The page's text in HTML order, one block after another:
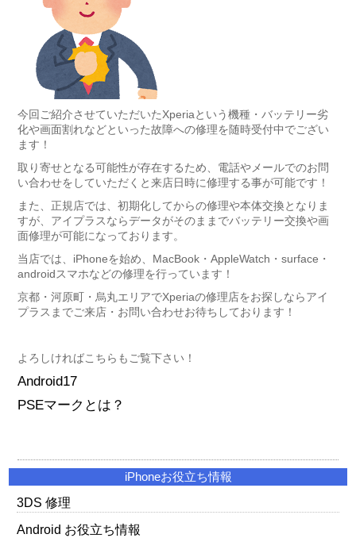
今回ご紹介させていただいたXperiaという機種・バッテリー劣
化や画面割れなどといった故障への修理を随時受付中でござい
ます！
取り寄せとなる可能性が存在するため、電話やメールでのお問
い合わせをしていただくと来店日時に修理する事が可能です！
また、正規店では、初期化してからの修理や本体交換となりま
すが、アイプラスならデータがそのままでバッテリー交換や画
面修理が可能になっております。
当店では、iPhoneを始め、MacBook・AppleWatch・surface・
androidスマホなどの修理を行っています！
京都・河原町・烏丸エリアでXperiaの修理店をお探しならアイ
プラスまでご来店・お問い合わせお待ちしております！
よろしければこちらもご覧下さい！
Android17
PSEマークとは？
iPhoneお役立ち情報
3DS 修理
Android お役立ち情報